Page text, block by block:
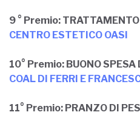
9 ° Premio:
CENTRO ESTETICO OASI
10° Premio: BUONO
COAL DI FERRI E
11° Premio: PRANZO DI